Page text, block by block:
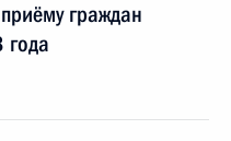
граждан